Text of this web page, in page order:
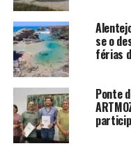
se o
férias
Ponte